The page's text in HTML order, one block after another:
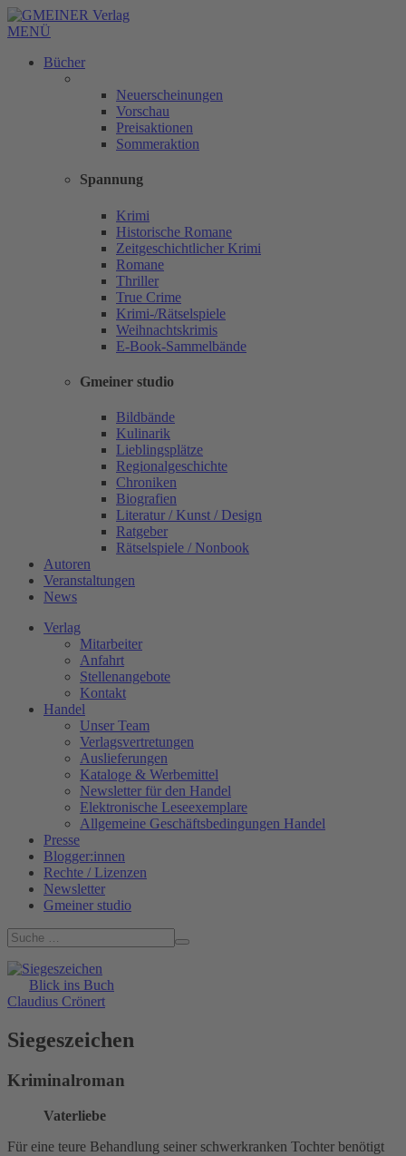
MENÜ
Bücher
Neuerscheinungen
Vorschau
Preisaktionen
Sommeraktion
Spannung
Krimi
Historische Romane
Zeitgeschichtlicher Krimi
Romane
Thriller
True Crime
Krimi-/Rätselspiele
Weihnachtskrimis
E-Book-Sammelbände
Gmeiner studio
Bildbände
Kulinarik
Lieblingsplätze
Regionalgeschichte
Chroniken
Biografien
Literatur / Kunst / Design
Ratgeber
Rätselspiele / Nonbook
Autoren
Veranstaltungen
News
Verlag
Mitarbeiter
Anfahrt
Stellenangebote
Kontakt
Handel
Unser Team
Verlagsvertretungen
Auslieferungen
Kataloge & Werbemittel
Newsletter für den Handel
Elektronische Leseexemplare
Allgemeine Geschäftsbedingungen Handel
Presse
Blogger:innen
Rechte / Lizenzen
Newsletter
Gmeiner studio
Blick ins Buch
Claudius Crönert
Siegeszeichen
Kriminalroman
Vaterliebe
Für eine teure Behandlung seiner schwerkranken Tochter benötigt